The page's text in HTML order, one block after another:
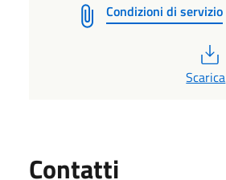
Condizioni di servizio
Scarica
Contatti